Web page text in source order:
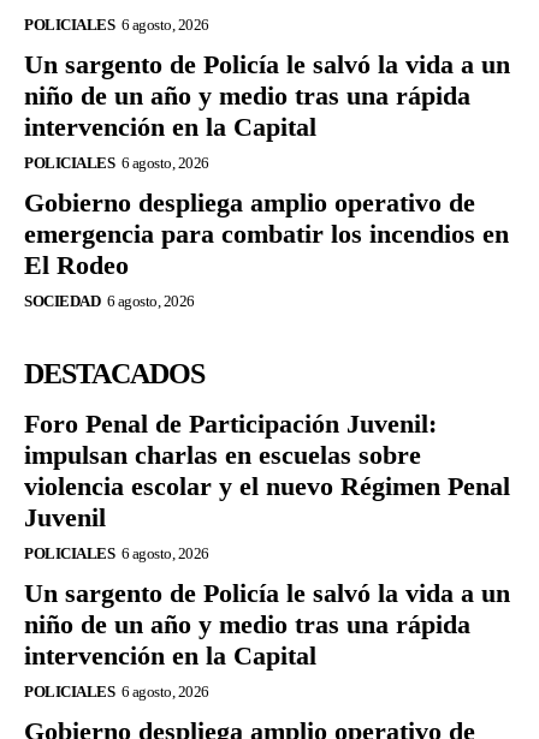
POLICIALES 6 agosto, 2026
Un sargento de Policía le salvó la vida a un
niño de un año y medio tras una rápida
intervención en la Capital
POLICIALES 6 agosto, 2026
Gobierno despliega amplio operativo de
emergencia para combatir los incendios en
El Rodeo
SOCIEDAD 6 agosto, 2026
DESTACADOS
Foro Penal de Participación Juvenil:
impulsan charlas en escuelas sobre
violencia escolar y el nuevo Régimen Penal
Juvenil
POLICIALES 6 agosto, 2026
Un sargento de Policía le salvó la vida a un
niño de un año y medio tras una rápida
intervención en la Capital
POLICIALES 6 agosto, 2026
Gobierno despliega amplio operativo de